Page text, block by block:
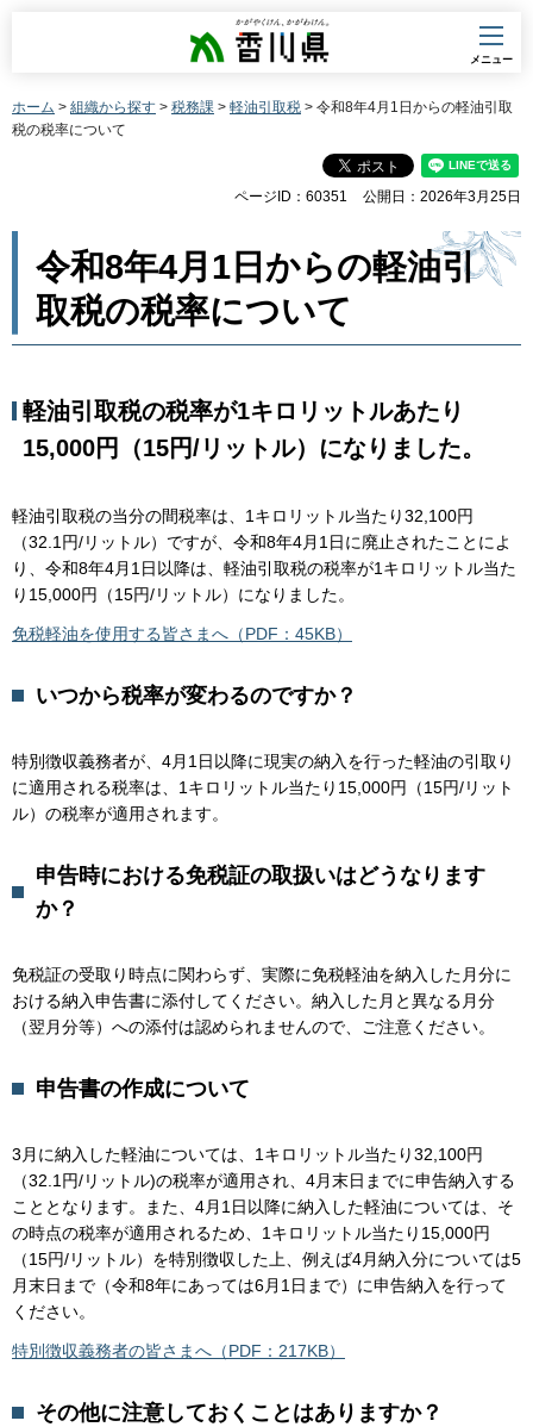
香川県
メニュー
ホーム > 組織から探す > 税務課 > 軽油引取税 > 令和8年4月1日からの軽油引取
税の税率について
ページID：60351 公開日：2026年3月25日
令和8年4月1日からの軽油引
取税の税率について
軽油引取税の税率が1キロリットルあたり
15,000円（15円/リットル）になりました。
軽油引取税の当分の間税率は、1キロリットル当たり32,100円
（32.1円/リットル）ですが、令和8年4月1日に廃止されたことによ
り、令和8年4月1日以降は、軽油引取税の税率が1キロリットル当た
り15,000円（15円/リットル）になりました。
免税軽油を使用する皆さまへ（PDF：45KB）
いつから税率が変わるのですか？
特別徴収義務者が、4月1日以降に現実の納入を行った軽油の引取り
に適用される税率は、1キロリットル当たり15,000円（15円/リット
ル）の税率が適用されます。
申告時における免税証の取扱いはどうなります
か？
免税証の受取り時点に関わらず、実際に免税軽油を納入した月分に
おける納入申告書に添付してください。納入した月と異なる月分
（翌月分等）への添付は認められませんので、ご注意ください。
申告書の作成について
3月に納入した軽油については、1キロリットル当たり32,100円
（32.1円/リットル)の税率が適用され、4月末日までに申告納入する
こととなります。また、4月1日以降に納入した軽油については、そ
の時点の税率が適用されるため、1キロリットル当たり15,000円
（15円/リットル）を特別徴収した上、例えば4月納入分については5
月末日まで（令和8年にあっては6月1日まで）に申告納入を行って
ください。
特別徴収義務者の皆さまへ（PDF：217KB）
その他に注意しておくことはありますか？